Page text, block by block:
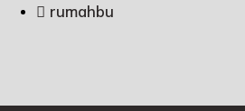
rumahbu